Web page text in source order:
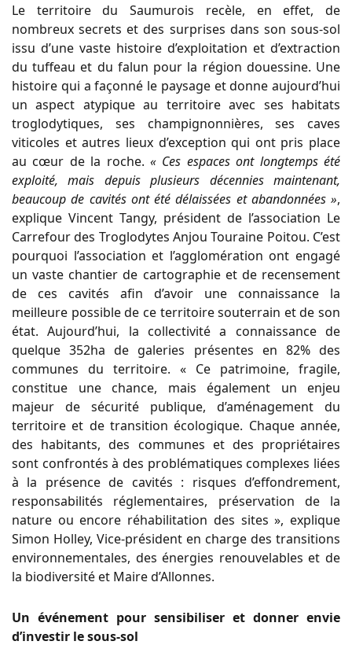
Le territoire du Saumurois recèle, en effet, de
nombreux secrets et des surprises dans son sous-sol
issu d’une vaste histoire d’exploitation et d’extraction
du tuffeau et du falun pour la région douessine. Une
histoire qui a façonné le paysage et donne aujourd’hui
un aspect atypique au territoire avec ses habitats
troglodytiques, ses champignonnières, ses caves
viticoles et autres lieux d’exception qui ont pris place
au cœur de la roche. « Ces espaces ont longtemps été
exploité, mais depuis plusieurs décennies maintenant,
beaucoup de cavités ont été délaissées et abandonnées »,
explique Vincent Tangy, président de l’association Le
Carrefour des Troglodytes Anjou Touraine Poitou. C’est
pourquoi l’association et l’agglomération ont engagé
un vaste chantier de cartographie et de recensement
de ces cavités afin d’avoir une connaissance la
meilleure possible de ce territoire souterrain et de son
état. Aujourd’hui, la collectivité a connaissance de
quelque 352ha de galeries présentes en 82% des
communes du territoire. « Ce patrimoine, fragile,
constitue une chance, mais également un enjeu
majeur de sécurité publique, d’aménagement du
territoire et de transition écologique. Chaque année,
des habitants, des communes et des propriétaires
sont confrontés à des problématiques complexes liées
à la présence de cavités : risques d’effondrement,
responsabilités réglementaires, préservation de la
nature ou encore réhabilitation des sites », explique
Simon Holley, Vice-président en charge des transitions
environnementales, des énergies renouvelables et de
la biodiversité et Maire d’Allonnes.
Un événement pour sensibiliser et donner envie
d’investir le sous-sol